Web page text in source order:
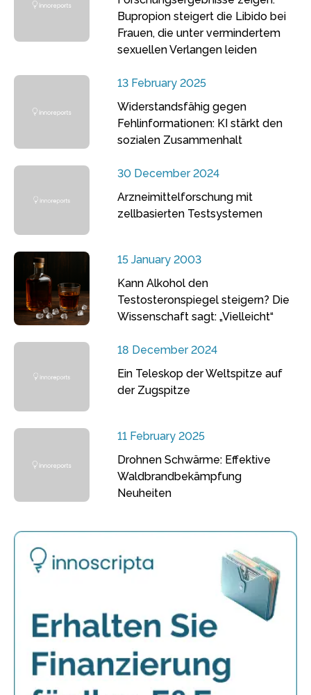
Bupropion steigert die Libido bei
Frauen, die unter vermindertem
sexuellen Verlangen leiden
13 February 2025
Widerstandsfähig gegen
Fehlinformationen: KI stärkt den
sozialen Zusammenhalt
30 December 2024
Arzneimittelforschung mit
zellbasierten Testsystemen
15 January 2003
Kann Alkohol den
Testosteronspiegel steigern? Die
Wissenschaft sagt: „Vielleicht“
18 December 2024
Ein Teleskop der Weltspitze auf
der Zugspitze
11 February 2025
Drohnen Schwärme: Effektive
Waldbrandbekämpfung
Neuheiten